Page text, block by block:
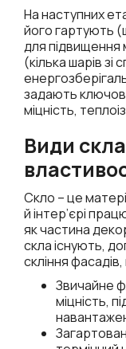
На наступних
його гартують
для підвищення
(кілька шарів
задають
міцність,
Види скла
Скло – це
й інтер’єрі
як частина
скла існують,
скління
Звичайне
міцність,